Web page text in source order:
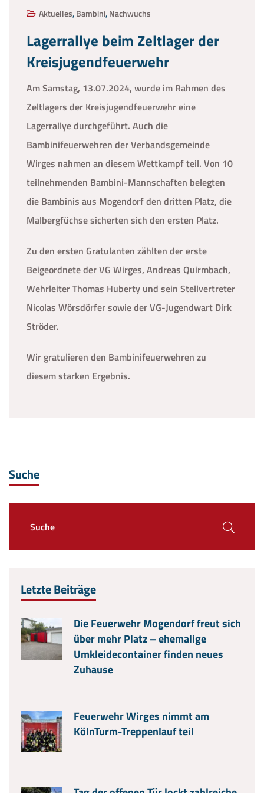
Aktuelles,Bambini,Nachwuchs
Lagerrallye beim Zeltlager der
Kreisjugendfeuerwehr
Am Samstag, 13.07.2024, wurde im Rahmen des
Zeltlagers der Kreisjugendfeuerwehr eine
Lagerrallye durchgeführt. Auch die
Bambinifeuerwehren der Verbandsgemeinde
Wirges nahmen an diesem Wettkampf teil. Von 10
teilnehmenden Bambini-Mannschaften belegten
die Bambinis aus Mogendorf den dritten Platz, die
Malbergfüchse sicherten sich den ersten Platz.
Zu den ersten Gratulanten zählten der erste
Beigeordnete der VG Wirges, Andreas Quirmbach,
Wehrleiter Thomas Huberty und sein Stellvertreter
Nicolas Wörsdörfer sowie der VG-Jugendwart Dirk
Ströder.
Wir gratulieren den Bambinifeuerwehren zu
diesem starken Ergebnis.
Suche
Letzte Beiträge
Die Feuerwehr Mogendorf freut sich
über mehr Platz – ehemalige
Umkleidecontainer finden neues
Zuhause
Feuerwehr Wirges nimmt am
KölnTurm-Treppenlauf teil